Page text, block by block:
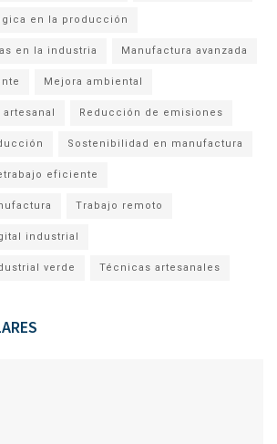
en la producción
en la industria Manufactura avanzada
Mejora ambiental
Reducción de emisiones
Sostenibilidad en manufactura
eficiente
Trabajo remoto
industrial
verde Técnicas artesanales